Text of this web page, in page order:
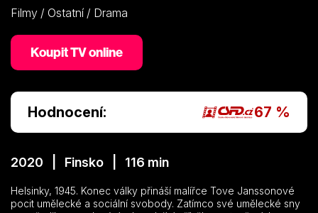
Filmy / Ostatní / Drama
Koupit TV online
Hodnocení: 67 %
2020 | Finsko | 116 min
Helsinky, 1945. Konec války přináší malířce Tove Janssonové
pocit umělecké a sociální svobody. Zatímco své umělecké sny